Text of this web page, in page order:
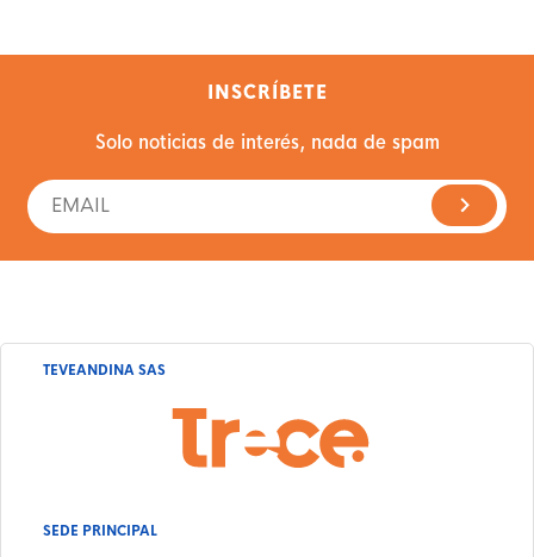
INSCRÍBETE
Solo noticias de interés, nada de spam
TEVEANDINA SAS
SEDE PRINCIPAL